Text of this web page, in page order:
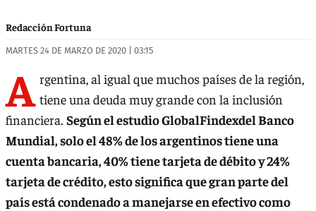
Redacción Fortuna
MARTES 24 DE MARZO DE 2020 | 03:15
A rgentina, al igual que muchos países de la región,
tiene una deuda muy grande con la inclusión
financiera. Según el estudio GlobalFindexdel Banco
Mundial, solo el 48% de los argentinos tiene una
cuenta bancaria, 40% tiene tarjeta de débito y 24%
tarjeta de crédito, esto significa que gran parte del
país está condenado a manejarse en efectivo como